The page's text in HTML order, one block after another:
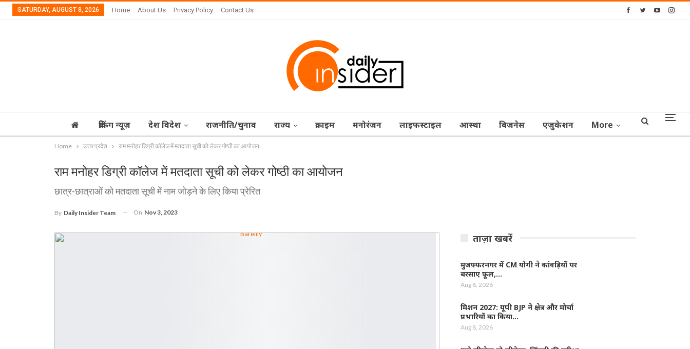
SATURDAY, AUGUST 8, 2026 Home About Us Privacy Policy Contact Us
ब्रेकिंग न्यूज़ देश विदेश राजनीति/चुनाव राज्‍य क्राइम मनोरंजन लाइफस्टाइल आस्‍था बिजनेस एजुकेशन More
Home उत्तर प्रदेश राम मनोहर डिग्री कॉलेज में मतदाता सूची को लेकर गोष्ठी का आयोजन
राम मनोहर डिग्री कॉलेज में मतदाता सूची को लेकर गोष्ठी का आयोजन
छात्र-छात्राओं को मतदाता सूची में नाम जोड़ने के लिए किया प्रेरित
By Daily Insider Team On Nov 3, 2023
ताज़ा खबरें
मुजफ्फरनगर में CM योगी ने कांवड़ियों पर
बरसाए फूल,…
Aug 8, 2026
मिशन 2027: यूपी BJP ने क्षेत्र और मोर्चा
प्रभारियों का किया…
Aug 8, 2026